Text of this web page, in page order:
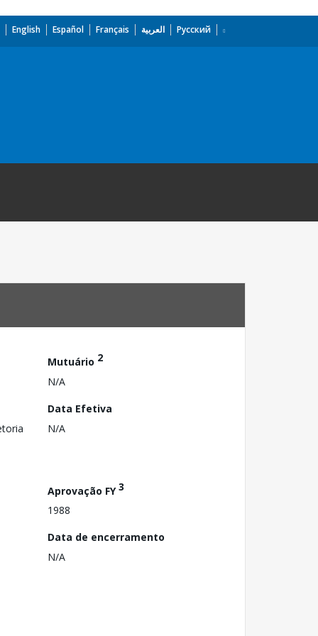
English Español Français العربية Русский
Mutuário 2
N/A
Data Efetiva
N/A
Aprovação FY3
1988
Data de encerramento
N/A